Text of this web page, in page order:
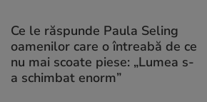
Ce le răspunde Paula Seling
oamenilor care o întreabă de ce
nu mai scoate piese: „Lumea s-
a schimbat enorm”